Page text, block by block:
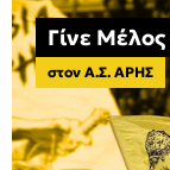
Γίνε Μέλος
στον Α.Σ. ΑΡΗΣ